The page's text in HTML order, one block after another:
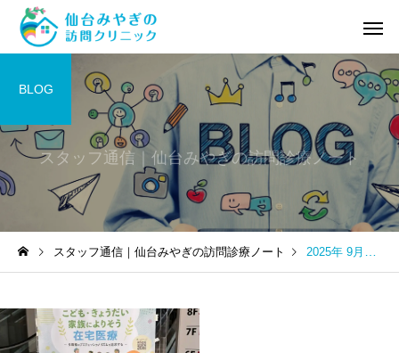
スタッフ通信｜仙台みやぎの訪問診療ノート
BLOG
スタッフ通信｜仙台みやぎの訪問診療ノート 2025年 9月の記事一覧